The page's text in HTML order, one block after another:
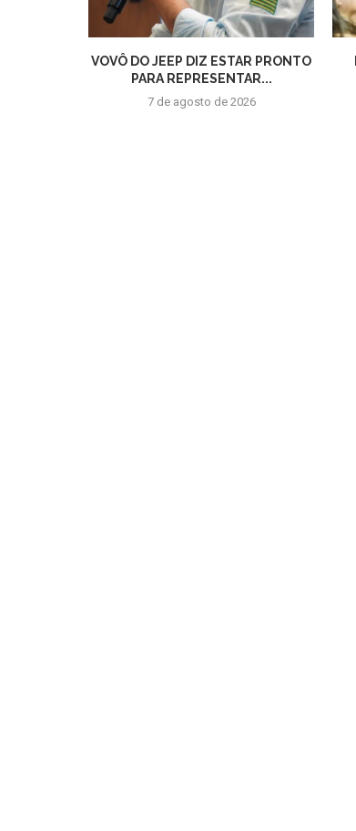
VOVÔ DO JEEP DIZ ESTAR PRONTO
PARA REPRESENTAR...
7 de agosto de 2026